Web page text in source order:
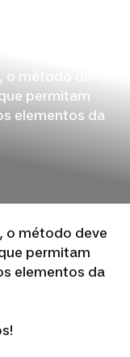
método deve
permitam
elementos da
o método deve
permitam
elementos da